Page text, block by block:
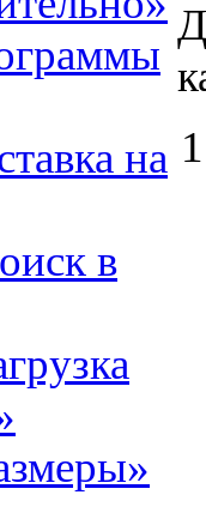
на
в